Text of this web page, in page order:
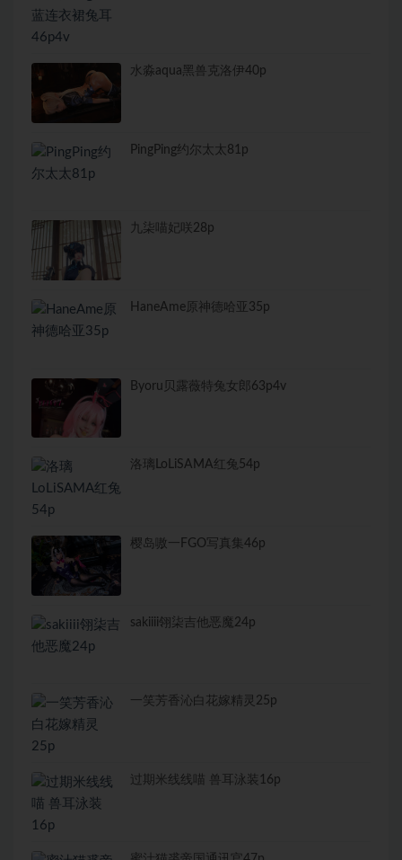
水淼aqua黑兽克洛伊40p
PingPing约尔太太81p
九柒喵妃咲28p
HaneAme原神德哈亚35p
Byoru贝露薇特兔女郎63p4v
洛璃LoLiSAMA红兔54p
樱岛嗷一FGO写真集46p
sakiiii翎柒吉他恶魔24p
一笑芳香沁白花嫁精灵25p
过期米线线喵 兽耳泳装16p